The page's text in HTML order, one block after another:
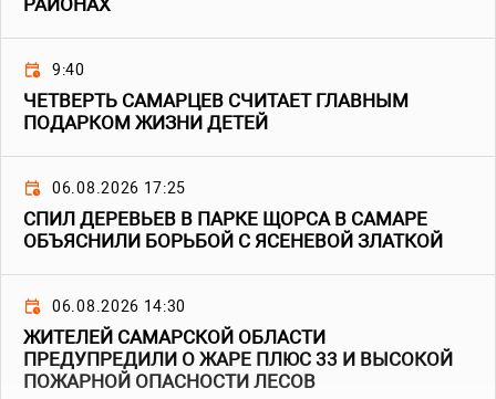
РАЙОНАХ
9:40
ЧЕТВЕРТЬ САМАРЦЕВ СЧИТАЕТ ГЛАВНЫМ
ПОДАРКОМ ЖИЗНИ ДЕТЕЙ
06.08.2026 17:25
СПИЛ ДЕРЕВЬЕВ В ПАРКЕ ЩОРСА В САМАРЕ
ОБЪЯСНИЛИ БОРЬБОЙ С ЯСЕНЕВОЙ ЗЛАТКОЙ
06.08.2026 14:30
ЖИТЕЛЕЙ САМАРСКОЙ ОБЛАСТИ
ПРЕДУПРЕДИЛИ О ЖАРЕ ПЛЮС 33 И ВЫСОКОЙ
ПОЖАРНОЙ ОПАСНОСТИ ЛЕСОВ